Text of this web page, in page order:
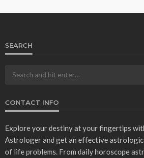
SEARCH
CONTACT INFO
Explore your destiny at your fingertips
Astrologer and get an effective
of life problems. From daily horoscope